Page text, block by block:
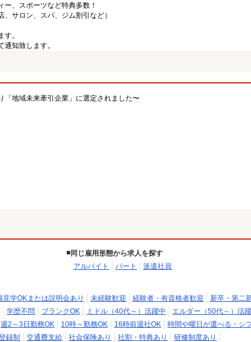
、スポーツなど特典多数！
、サロン、スパ、ジム割引など）
。
知致します。
「地域未来牽引企業」に選定されました〜
同じ雇用形態から求人を探す
アルバイト
パート 派遣社員
見学OKまたは説明会あり 未経験歓迎 経験者・有資格者歓迎
新卒・第二
学歴不問 ブランクOK ミドル（40代～）活躍中
エルダー（50代～）活
週2～3日勤務OK 10時～勤務OK 16時前退社OK
時間や曜日が選べる・シ
録制 交通費支給 社会保険あり 社割・特典あり
研修制度あり